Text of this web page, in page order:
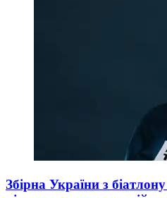
Збірна України з